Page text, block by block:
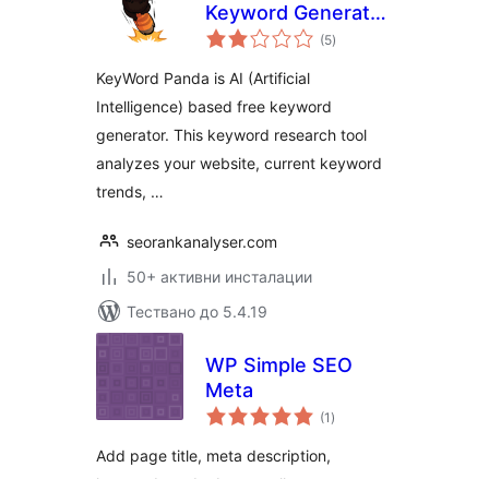
Keyword Generator
for SEO
(5общо
оценки
)
KeyWord Panda is AI (Artificial
Intelligence) based free keyword
generator. This keyword research tool
analyzes your website, current keyword
trends, …
seorankanalyser.com
50+ активни инсталации
Тествано до 5.4.19
WP Simple SEO
Meta
(1 общо
оценки
)
Add page title, meta description,